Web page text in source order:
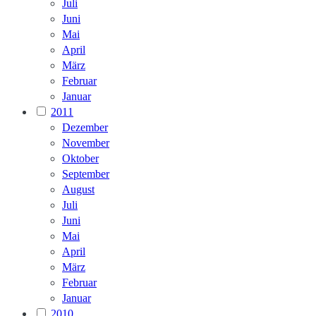
Juli
Juni
Mai
April
März
Februar
Januar
2011
Dezember
November
Oktober
September
August
Juli
Juni
Mai
April
März
Februar
Januar